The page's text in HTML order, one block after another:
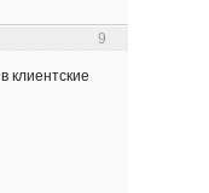
9
клиентские